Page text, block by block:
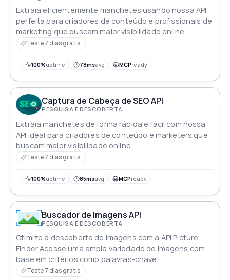
Extraia eficientemente manchetes usando nossa API
perfeita para criadores de conteúdo e profissionais de
marketing que buscam maior visibilidade online
Teste 7 dias gratis
100%uptime 78msavg MCPready
Captura de Cabeça de SEO API
PESQUISA E DESCOBERTA
Extraia manchetes de forma rápida e fácil com nossa
API ideal para criadores de conteúdo e marketers que
buscam maior visibilidade online
Teste 7 dias gratis
100%uptime 85msavg MCPready
Buscador de Imagens API
PESQUISA E DESCOBERTA
Otimize a descoberta de imagens com a API Picture
Finder Acesse uma ampla variedade de imagens com
base em critérios como palavras-chave
Teste 7 dias gratis